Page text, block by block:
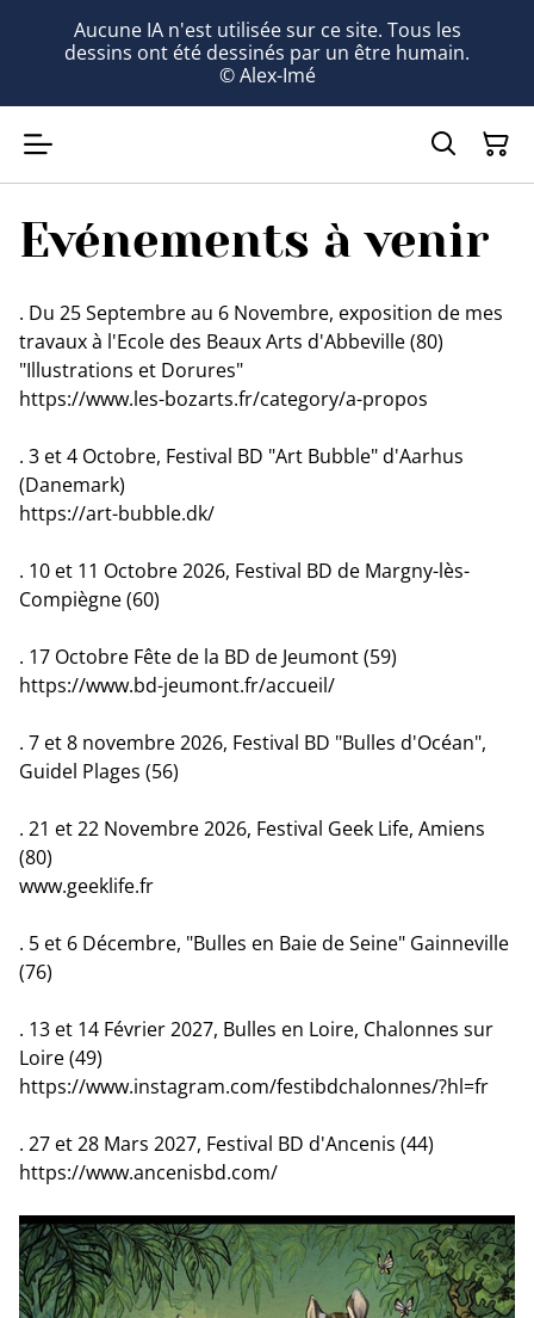
Aucune IA n'est utilisée sur ce site. Tous les
dessins ont été dessinés par un être humain.
© Alex-Imé
Evénements à venir
. Du 25 Septembre au 6 Novembre, exposition de mes
travaux à l'Ecole des Beaux Arts d'Abbeville (80)
"Illustrations et Dorures"
https://www.les-bozarts.fr/category/a-propos
. 3 et 4 Octobre, Festival BD "Art Bubble" d'Aarhus
(Danemark)
https://art-bubble.dk/
. 10 et 11 Octobre 2026, Festival BD de Margny-lès-
Compiègne (60)
. 17 Octobre Fête de la BD de Jeumont (59)
https://www.bd-jeumont.fr/accueil/
. 7 et 8 novembre 2026, Festival BD "Bulles d'Océan",
Guidel Plages (56)
. 21 et 22 Novembre 2026, Festival Geek Life, Amiens
(80)
www.geeklife.fr
. 5 et 6 Décembre, "Bulles en Baie de Seine" Gainneville
(76)
. 13 et 14 Février 2027, Bulles en Loire, Chalonnes sur
Loire (49)
https://www.instagram.com/festibdchalonnes/?hl=fr
. 27 et 28 Mars 2027, Festival BD d'Ancenis (44)
https://www.ancenisbd.com/